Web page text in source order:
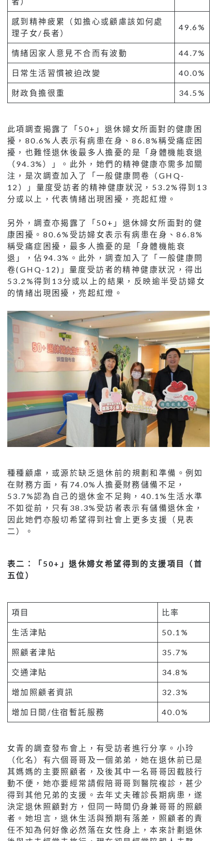
感到精神疲累（如擔心或顧慮該如何處
理子女/長者）
49.6%
情緒因家人意見不合而有波動 44.7%
日常生活習慣被迫改變 40.0%
財政負擔很重 34.5%
此項調查揭露了「50+」退休婦女所面對的健康困
擾，80.6%人表示有病患在身、86.8%稱受痛症困
擾，也難怪退休後最多人擔憂的是「身體機能衰退
（94.3%）」。此外，她們的精神健康亦需多加關
注，是次調查加入了「一般健康問卷（GHQ-
12）」量度受訪者的精神健康狀況，53.2%得到13
分或以上，代表情緒出現困擾，亮起紅燈。
另外，調查亦揭露了「50+」退休婦女所面對的健
康困擾。80.6%受訪婦女表示有病患在身、86.8%
稱受痛症困擾，最多人擔憂的是「身體機能衰
退」，佔94.3%。此外，調查加入了「一般健康問
卷(GHQ-12)」量度受訪者的精神健康狀況，得出
53.2%得到13分或以上的結果，反映逾半受訪婦女
的情緒出現困擾，亮起紅燈。
種種顧慮，或源於缺乏退休前的規劃和準備。例如
在財務方面，有74.0%人擔憂財務儲備不足，
53.7%認為自己的退休金不足夠，40.1%生活水準
不如從前，只有38.3%受訪者表示有儲備退休金，
因此她們亦殷切希望得到社會上更多支援（見表
二）。
表二：「50+」退休婦女希望得到的支援項目（首
五位）
項目 比率
生活津貼 50.1%
照顧者津貼 35.7%
交通津貼 34.8%
增加照顧者資訊 32.3%
增加日間/住宿暫託服務 40.0%
女青的調查發布會上，有受訪者進行分享。小玲
（化名）有六個哥哥及一個弟弟，她在退休前已是
其媽媽的主要照顧者，及後其中一名哥哥因截肢行
動不便，她亦要經常請假陪哥哥到醫院複診，甚少
得到其他兄弟的支援。去年丈夫確診長期病患，遂
決定退休照顧對方，但同一時間仍身兼哥哥的照顧
者。她坦言，退休生活與預期有落差，照顧者的責
任不知為何好像必然落在女性身上，本來計劃退休